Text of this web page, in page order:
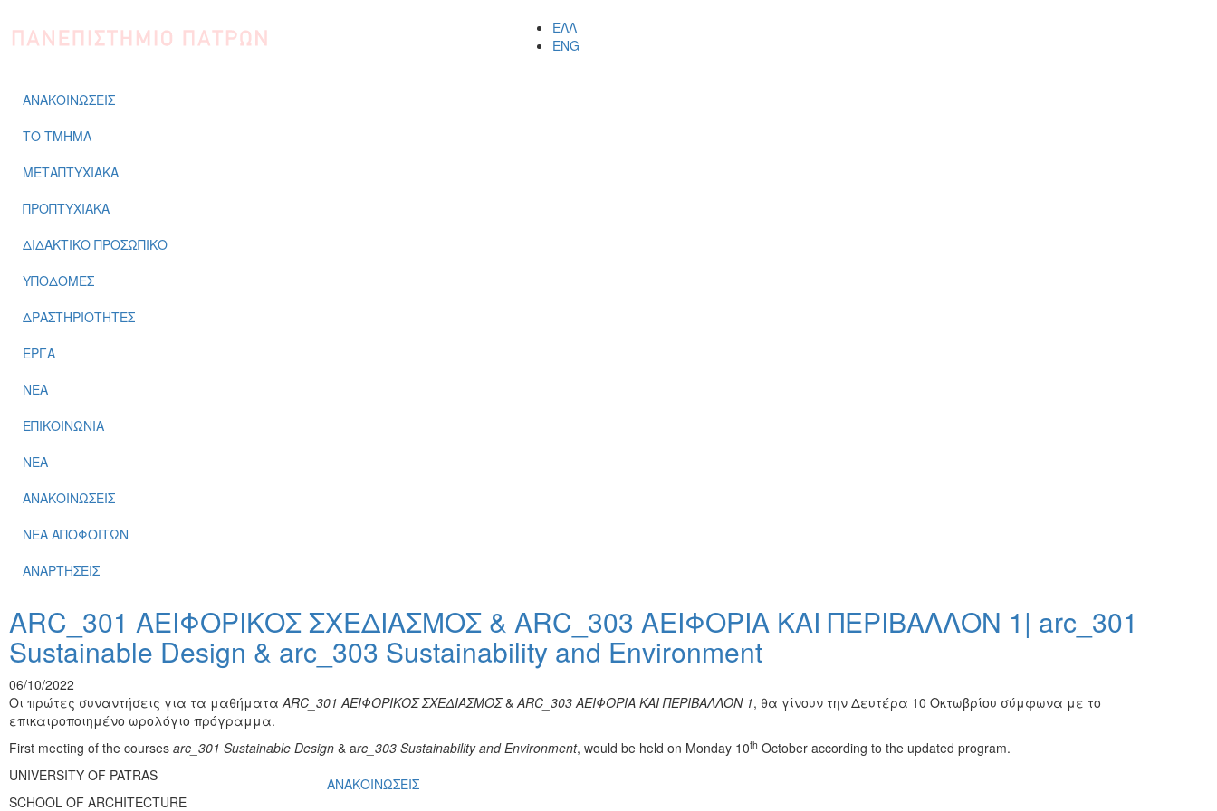
ΕΛΛ
ENG
ΑΝΑΚΟΙΝΩΣΕΙΣ
ΤΟ ΤΜΗΜΑ
ΜΕΤΑΠΤΥΧΙΑΚΑ
ΠΡΟΠΤΥΧΙΑΚΑ
ΔΙΔΑΚΤΙΚΟ ΠΡΟΣΩΠΙΚΟ
ΥΠΟΔΟΜΕΣ
ΔΡΑΣΤΗΡΙΟΤΗΤΕΣ
ΕΡΓΑ
ΝΕΑ
ΕΠΙΚΟΙΝΩΝΙΑ
ΝΕΑ
ΑΝΑΚΟΙΝΩΣΕΙΣ
ΝΕΑ ΑΠΟΦΟΙΤΩΝ
ΑΝΑΡΤΗΣΕΙΣ
ARC_301 ΑΕΙΦΟΡΙΚΟΣ ΣΧΕΔΙΑΣΜΟΣ & ARC_303 ΑΕΙΦΟΡΙΑ ΚΑΙ ΠΕΡΙΒΑΛΛΟΝ 1| arc_301
Sustainable Design & arc_303 Sustainability and Environment
06/10/2022
Οι πρώτες συναντήσεις για τα μαθήματαARC_301 ΑΕΙΦΟΡΙΚΟΣ ΣΧΕΔΙΑΣΜΟΣ&ARC_303 ΑΕΙΦΟΡΙΑ ΚΑΙ ΠΕΡΙΒΑΛΛΟΝ 1, θα γίνουν την Δευτέρα 10 Οκτωβρίου σύμφωνα με το
επικαιροποιημένο ωρολόγιο πρόγραμμα.
First meeting of the courses arc_301 Sustainable Design & arc_303 Sustainability and Environment, would be held on Monday 10th October according to the updated program.
ΑΝΑΚΟΙΝΩΣΕΙΣ
UNIVERSITY OF PATRAS
SCHOOL OF ARCHITECTURE